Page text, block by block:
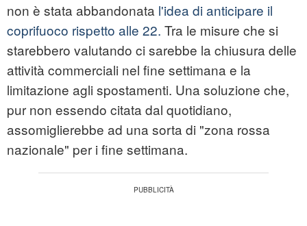
non è stata abbandonata l'idea di anticipare il
coprifuoco rispetto alle 22. Tra le misure che si
starebbero valutando ci sarebbe la chiusura delle
attività commerciali nel fine settimana e la
limitazione agli spostamenti. Una soluzione che,
pur non essendo citata dal quotidiano,
assomiglierebbe ad una sorta di "zona rossa
nazionale" per i fine settimana.